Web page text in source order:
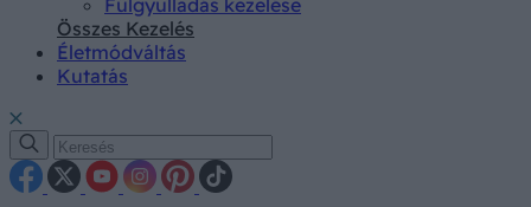
Összes Kezelés
Életmódváltás
Kutatás